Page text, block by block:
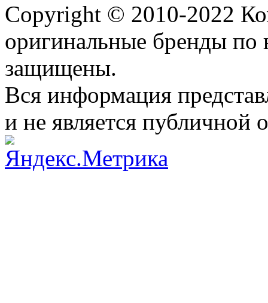
Copyright © 2010-2022
оригинальные бренды по
защищены.
Вся информация
и не является публичной